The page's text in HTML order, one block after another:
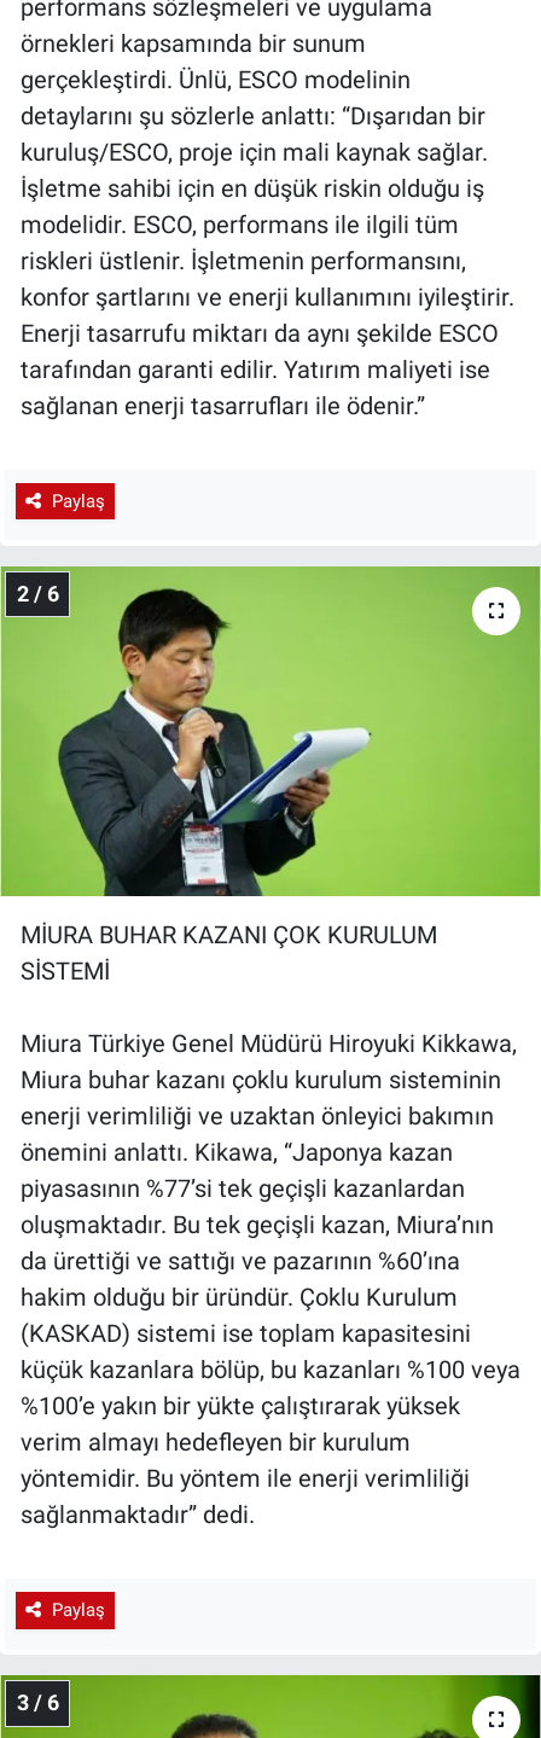
performans sözleşmeleri ve uygulama
örnekleri kapsamında bir sunum
gerçekleştirdi. Ünlü, ESCO modelinin
detaylarını şu sözlerle anlattı: “Dışarıdan bir
kuruluş/ESCO, proje için mali kaynak sağlar.
İşletme sahibi için en düşük riskin olduğu iş
modelidir. ESCO, performans ile ilgili tüm
riskleri üstlenir. İşletmenin performansını,
konfor şartlarını ve enerji kullanımını iyileştirir.
Enerji tasarrufu miktarı da aynı şekilde ESCO
tarafından garanti edilir. Yatırım maliyeti ise
sağlanan enerji tasarrufları ile ödenir.”
Paylaş
2 / 6
MİURA BUHAR KAZANI ÇOK KURULUM
SİSTEMİ
Miura Türkiye Genel Müdürü Hiroyuki Kikkawa,
Miura buhar kazanı çoklu kurulum sisteminin
enerji verimliliği ve uzaktan önleyici bakımın
önemini anlattı. Kikawa, “Japonya kazan
piyasasının %77’si tek geçişli kazanlardan
oluşmaktadır. Bu tek geçişli kazan, Miura’nın
da ürettiği ve sattığı ve pazarının %60’ına
hakim olduğu bir üründür. Çoklu Kurulum
(KASKAD) sistemi ise toplam kapasitesini
küçük kazanlara bölüp, bu kazanları %100 veya
%100’e yakın bir yükte çalıştırarak yüksek
verim almayı hedefleyen bir kurulum
yöntemidir. Bu yöntem ile enerji verimliliği
sağlanmaktadır” dedi.
Paylaş
3 / 6